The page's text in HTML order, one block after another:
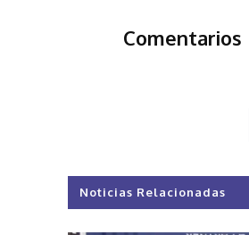
Comentarios
Noticias Relacionadas